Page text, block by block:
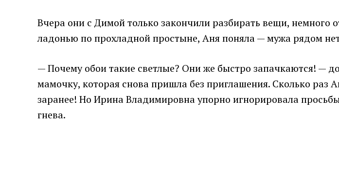
Вчера они с Димой только закончили разбирать вещи, немного
ладонью по прохладной простыне, Аня поняла — мужа рядом
— Почему обои такие светлые? Они же быстро запачкаются! —
мамочку, которая снова пришла без приглашения. Сколько раз
заранее! Но Ирина Владимировна упорно игнорировала
гнева.